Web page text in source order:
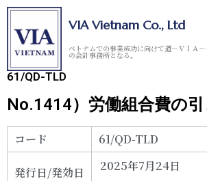
VIA Vietnam Co., Ltd
ベトナムでの事業成功に向けて道－ＶＩＡ
の会計事務所となる。
61/QD-TLD
No.1414）労働組合費の
コード 61/QD-TLD
発行日/発効日 2025年7月24日